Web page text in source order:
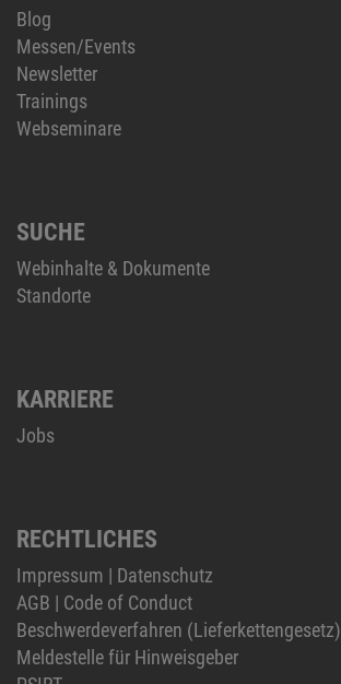
Blog
Messen/Events
Newsletter
Trainings
Webseminare
SUCHE
Webinhalte & Dokumente
Standorte
KARRIERE
Jobs
RECHTLICHES
Impressum | Datenschutz
AGB | Code of Conduct
Beschwerdeverfahren (Lieferkettengesetz)
Meldestelle für Hinweisgeber